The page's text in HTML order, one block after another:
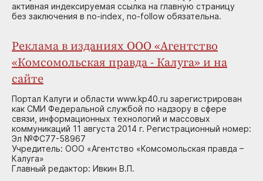
активная индексируемая ссылка на главную страницу
без заключения в no-index, no-follow обязательна.
Реклама в изданиях ООО «Агентство
«Комсомольская правда - Калуга» и на
сайте
Портал Калуги и области www.kp40.ru зарегистрирован
как СМИ Федеральной службой по надзору в сфере
связи, информационных технологий и массовых
коммуникаций 11 августа 2014 г. Регистрационный номер:
Эл №ФС77-58967
Учредитель: ООО «Агентство «Комсомольская правда –
Калуга»
Главный редактор: Ивкин В.П.